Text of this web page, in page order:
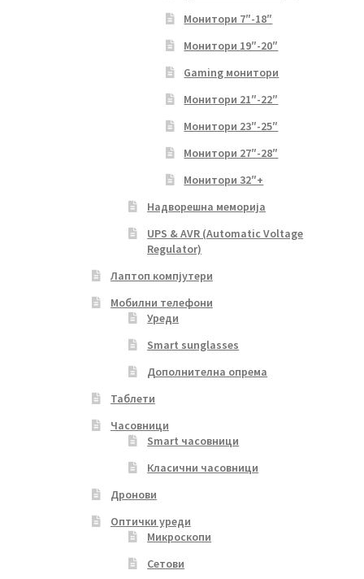
Монитори 7″-18″
Монитори 19″-20″
Gaming монитори
Монитори 21″-22″
Монитори 23″-25″
Монитори 27″-28″
Монитори 32″+
Надворешна меморија
UPS & AVR (Automatic Voltage
Regulator)
Лаптоп компјутери
Мобилни телефони
Уреди
Smart sunglasses
Дополнителна опрема
Таблети
Часовници
Smart часовници
Класични часовници
Дронови
Оптички уреди
Микроскопи
Сетови